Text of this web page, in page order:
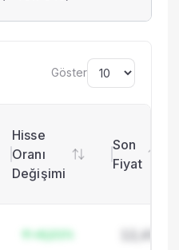
Göster
Sayfa başına satır
Hisse
Oranı
Değişimi
Son
Fiyat
+0,21%